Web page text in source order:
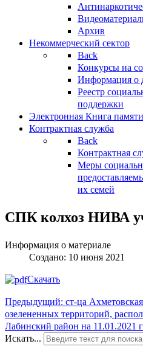
Архив
Некоммерческий сектор
Back
Конкурсы на
Информация о
Реестр
поддержки
Электронная Книга
Контрактная служба
Back
Контрактная
Меры
их семей
СПК колхоз НИВА
Информация о материале
Создано: 10 июня 2021
Скачать
Предыдущий: ст-ца Ахметовская
озелененных территорий,
Лабинский район на 11.01.2021
Искать...